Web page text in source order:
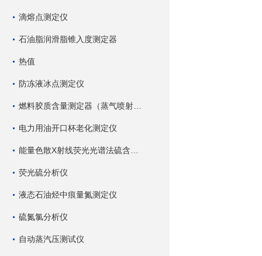
滴熔点测定仪
石油脂润滑脂锥入度测定器
热值
防冻液冰点测定仪
电力用油开口杯老化测定仪
荧光硫分析仪
液态石油烃中痕量氮测定仪
硫氮氯分析仪
自动蒸汽压测试仪